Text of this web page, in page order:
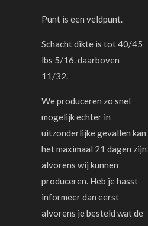
Punt is een veldpunt.
Schacht dikte is tot 40/45
lbs 5/16. daarboven
11/32.
We produceren zo snel
mogelijk echter in
uitzonderlijke gevallen kan
het maximaal 21 dagen zijn
alvorens wij kunnen
produceren. Heb je hasst
informeer dan eerst
alvorens je besteld wat de